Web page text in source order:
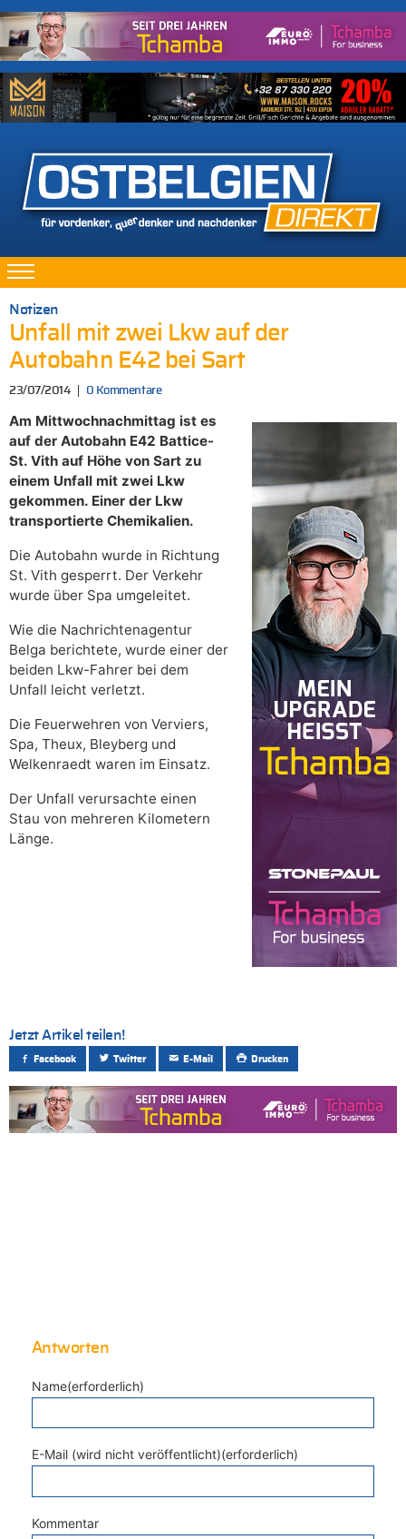
Notizen
Unfall mit zwei Lkw auf der
Autobahn E42 bei Sart
23/07/2014 0 Kommentare
Am Mittwochnachmittag ist es
auf der Autobahn E42 Battice-
St. Vith auf Höhe von Sart zu
einem Unfall mit zwei Lkw
gekommen. Einer der Lkw
transportierte Chemikalien.
Die Autobahn wurde in Richtung
St. Vith gesperrt. Der Verkehr
wurde über Spa umgeleitet.
Wie die Nachrichtenagentur
Belga berichtete, wurde einer der
beiden Lkw-Fahrer bei dem
Unfall leicht verletzt.
Die Feuerwehren von Verviers,
Spa, Theux, Bleyberg und
Welkenraedt waren im Einsatz.
Der Unfall verursachte einen
Stau von mehreren Kilometern
Länge.
Jetzt Artikel teilen!
Facebook Twitter E-Mail Drucken
Antworten
Name(erforderlich)
E-Mail (wird nicht veröffentlicht)(erforderlich)
Kommentar